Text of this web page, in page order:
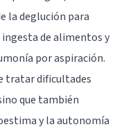
la deglución para
de alimentos y
por aspiración.
tratar dificultades
que también
y la autonomía